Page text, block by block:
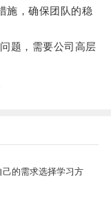
，确保团队的稳
题，需要公司高层
的需求选择学习方